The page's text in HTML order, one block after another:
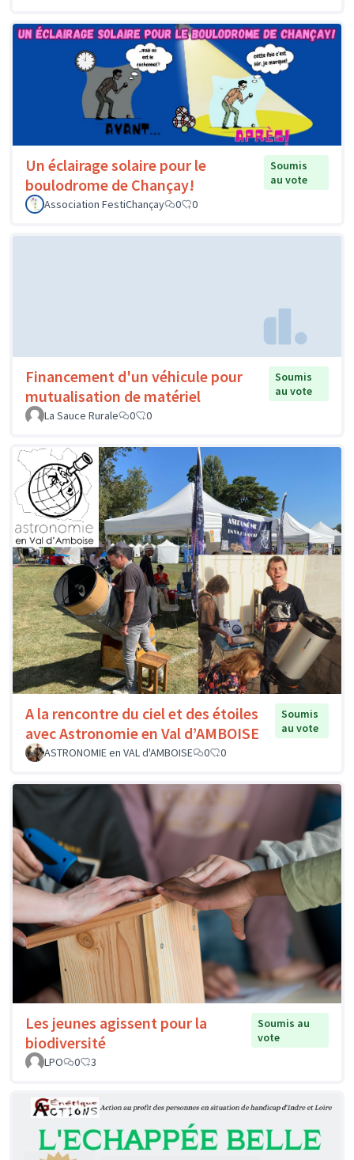
Un éclairage solaire pour le
boulodrome de Chançay!
Soumis
au vote
Association FestiChançay
0 0
Financement d'un véhicule pour
mutualisation de matériel
Soumis
au vote
La Sauce Rurale
0 0
A la rencontre du ciel et des étoiles
avec Astronomie en Val d’AMBOISE
Soumis
au vote
ASTRONOMIE en VAL d'AMBOISE
0 0
Les jeunes agissent pour la
biodiversité
Soumis au
vote
LPO
0 3